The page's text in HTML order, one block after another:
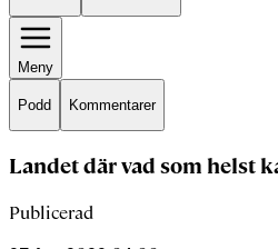
Meny
Podd Kommentarer
Landet där vad som helst
Publicerad